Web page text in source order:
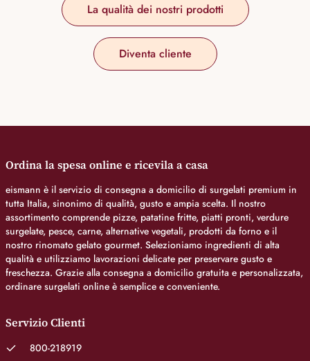
La qualità dei nostri prodotti
Diventa cliente
Ordina la spesa online e ricevila a casa
eismann è il servizio di consegna a domicilio di surgelati premium in
tutta Italia, sinonimo di qualità, gusto e ampia scelta. Il nostro
assortimento comprende pizze, patatine fritte, piatti pronti, verdure
surgelate, pesce, carne, alternative vegetali, prodotti da forno e il
nostro rinomato gelato gourmet. Selezioniamo ingredienti di alta
qualità e utilizziamo lavorazioni delicate per preservare gusto e
freschezza. Grazie alla consegna a domicilio gratuita e personalizzata,
ordinare surgelati online è semplice e conveniente.
Servizio Clienti
800-218919